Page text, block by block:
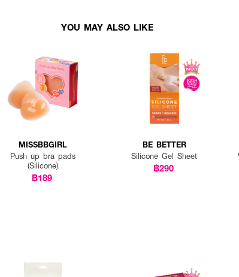
YOU MAY ALSO LIKE
MISSBBGIRL
Push up bra pads
(Silicone)
฿189
BE BETTER
Silicone Gel Sheet
฿290